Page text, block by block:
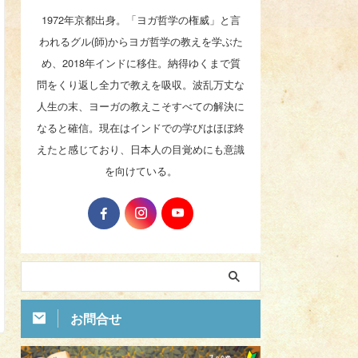
1972年京都出身。「ヨガ哲学の権威」と言
われるグル(師)からヨガ哲学の教えを学ぶた
め、2018年インドに移住。納得ゆくまで質
問をくり返し全力で教えを吸収。波乱万丈な
人生の末、ヨーガの教えこそすべての解決に
なると確信。現在はインドでの学びはほぼ終
えたと感じており、日本人の目覚めにも意識
を向けている。
お問合せ